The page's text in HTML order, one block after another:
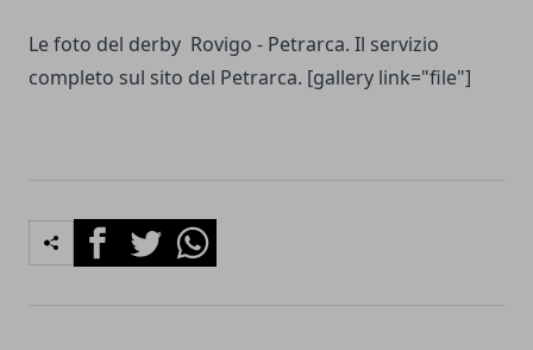
Le foto del derby Rovigo - Petrarca. Il servizio
completo sul sito del Petrarca. [gallery link="file"]
FacebookTwitterWhatsapp